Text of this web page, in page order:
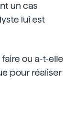
un cas
lui est
ou a-t-elle
pour réaliser